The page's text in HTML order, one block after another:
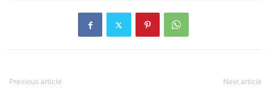
Previous article Next article